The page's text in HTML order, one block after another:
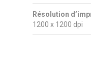
Résolution
1200 x 1200 dpi